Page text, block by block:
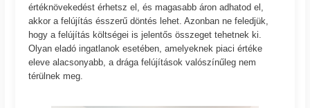
értéknövekedést érhetsz el, és magasabb áron adhatod el,
akkor a felújítás ésszerű döntés lehet. Azonban ne feledjük,
hogy a felújítás költségei is jelentős összeget tehetnek ki.
Olyan eladó ingatlanok esetében, amelyeknek piaci értéke
eleve alacsonyabb, a drága felújítások valószínűleg nem
térülnek meg.